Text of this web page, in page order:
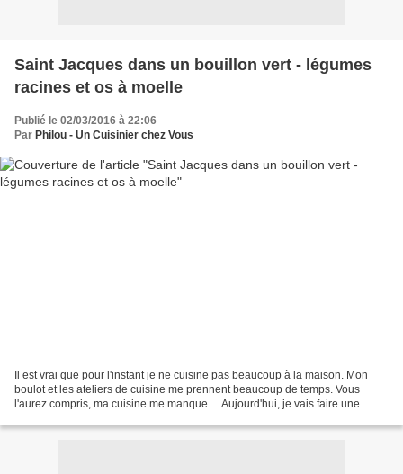
Saint Jacques dans un bouillon vert - légumes
racines et os à moelle
Publié le 02/03/2016 à 22:06
Par Philou - Un Cuisinier chez Vous
Il est vrai que pour l'instant je ne cuisine pas beaucoup à la maison. Mon
boulot et les ateliers de cuisine me prennent beaucoup de temps. Vous
l'aurez compris, ma cuisine me manque ... Aujourd'hui, je vais faire une